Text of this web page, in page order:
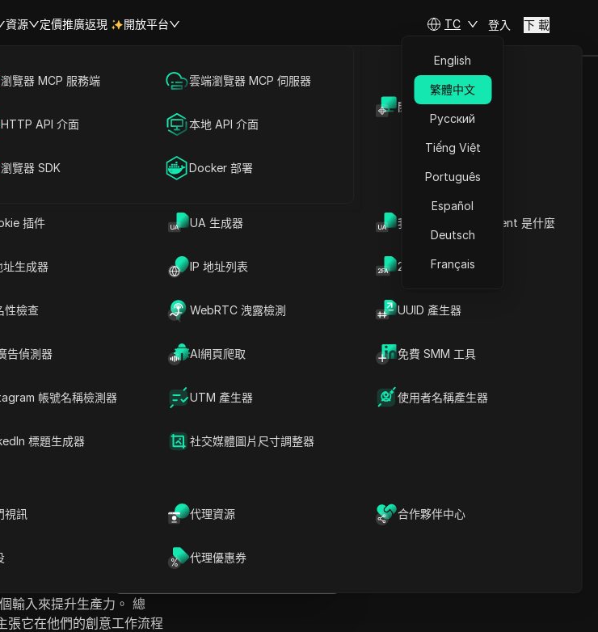
海外社媒營銷
廣告投放
帳號共享
資源
開放API
插件 UA 生成器 我的瀏覽器 User Agent 是什麼
址生成器 IP 地址列表 2FA验证码生成器
性檢查 WebRTC 洩露檢測 UUID 產生器
告偵測器 AI網頁爬取 免費 SMM 工具
帳號名稱檢測器 UTM 產生器 使用者名稱產生器
標題生成器 社交媒體圖片尺寸調整器
視訊 代理資源 合作夥伴中心
代理優惠券
定價推廣返現 開放平台
瀏覽器 MCP 服務端 雲端瀏覽器 MCP 伺服器
HTTP API 介面 本地 API 介面
瀏覽器 SDK Docker 部署
TC
English
繁體中文
Русский
Tiếng Việt
Português
Español
Deutsch
Français
登入 下 載
首頁|熱門視訊
：誰是 победитель?
2026-04-30 18:59
在ChatGPT中開啟
就此頁面提問
在Claude中開啟
就此頁面提問
新的人工智慧模型
夠更高效地處理多模態任
複雜推理的深度思考模
出雖然 ChatGPT 在對話
雜自動化方面提供了更優
3 的實際應用，包括研
輸入來提升生產力。 總
張它在他們的創意工作流程
文章內容
相關問題與答案